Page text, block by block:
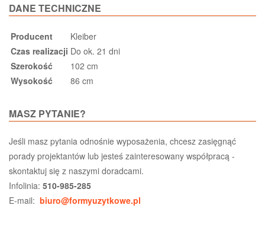
DANE TECHNICZNE
Producent
Kleiber
Czas realizacji Do ok. 21 dni
Szerokość
102 cm
Wysokość
86 cm
MASZ PYTANIE?
Jeśli masz pytania odnośnie wyposażenia, chcesz zasięgnąć
porady projektantów lub jesteś zainteresowany współpracą -
skontaktuj się z naszymi doradcami.
Infolinia: 510-985-285
E-mail: biuro@formyuzytkowe.pl